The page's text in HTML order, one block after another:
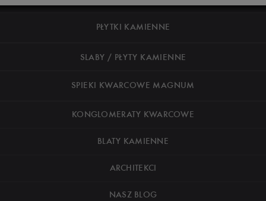
PŁYTKI KAMIENNE
SLABY / PŁYTY KAMIENNE
SPIEKI KWARCOWE MAGNUM
KONGLOMERATY KWARCOWE
BLATY KAMIENNE
ARCHITEKCI
NASZ BLOG